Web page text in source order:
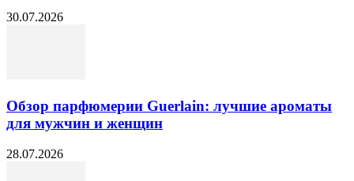
30.07.2026
Обзор парфюмерии Guerlain: лучшие ароматы
для мужчин и женщин
28.07.2026